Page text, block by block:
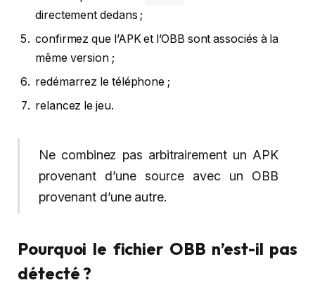
directement dedans ;
confirmez que l’APK et l’OBB sont associés à la
même version ;
redémarrez le téléphone ;
relancez le jeu.
Ne combinez pas arbitrairement un APK
provenant d’une source avec un OBB
provenant d’une autre.
Pourquoi le fichier OBB n’est-il pas
détecté ?